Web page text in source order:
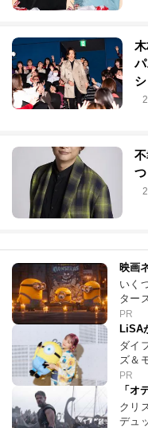
映画
いく
ター
PR
LiSA
ダイ
ズ＆
PR
「オ
クリ
デュ